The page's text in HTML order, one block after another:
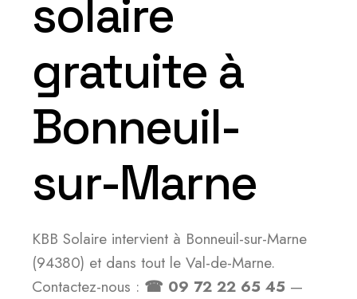
solaire
gratuite à
Bonneuil-
sur-Marne
KBB Solaire intervient à Bonneuil-sur-Marne
(94380) et dans tout le Val-de-Marne.
Contactez-nous : ☎ 09 72 22 65 45 —